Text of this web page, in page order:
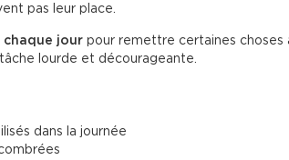
pas leur place.
chaque jour pour remettre certaines choses
lourde et décourageante.
dans la journée